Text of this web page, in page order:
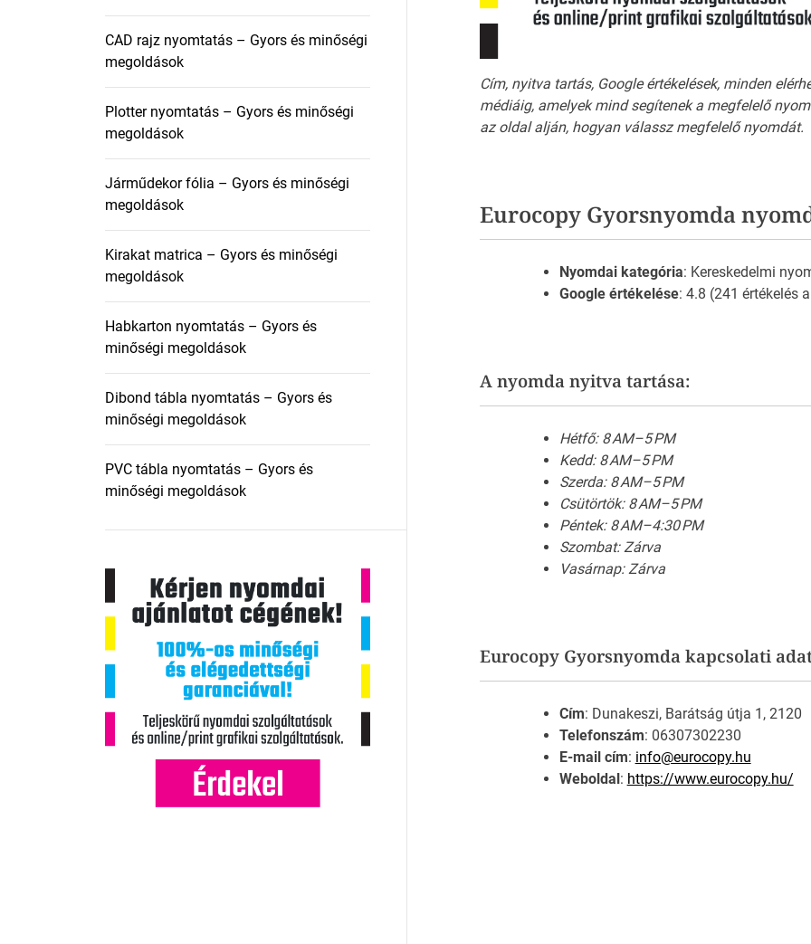
Cím, nyitva tartás, Google értékelések, minden
médiáig, amelyek mind segítenek a megfelelő
az oldal alján, hogyan válassz megfelelő nyomdát.
Eurocopy Gyorsnyomda
Nyomdai kategória: Kereskedelmi
Google értékelése: 4.8 (241 értékelés
A nyomda nyitva tartása:
Hétfő: 8 AM–5 PM
Kedd: 8 AM–5 PM
Szerda: 8 AM–5 PM
Csütörtök: 8 AM–5 PM
Péntek: 8 AM–4:30 PM
Szombat: Zárva
Vasárnap: Zárva
Eurocopy Gyorsnyomda kapcsolati
Cím: Dunakeszi, Barátság útja 1, 2120
Telefonszám: 06307302230
E-mail cím: info@eurocopy.hu
Weboldal: https://www.eurocopy.hu/
CAD rajz nyomtatás – Gyors és minőségi
megoldások
Plotter nyomtatás – Gyors és minőségi
megoldások
Járműdekor fólia – Gyors és minőségi
megoldások
Kirakat matrica – Gyors és minőségi
megoldások
Habkarton nyomtatás – Gyors és
minőségi megoldások
Dibond tábla nyomtatás – Gyors és
minőségi megoldások
PVC tábla nyomtatás – Gyors és
minőségi megoldások